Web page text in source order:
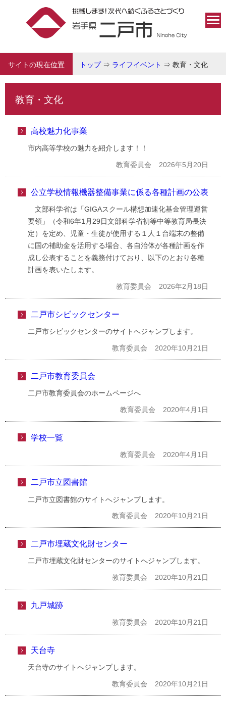
サイトの現在位置 トップ⇒ ライフイベント ⇒ 教育・文化
教育・文化
高校魅力化事業
市内高等学校の魅力を紹介します！！
教育委員会 2026年5月20日
公立学校情報機器整備事業に係る各種計画の公表
文部科学省は「GIGAスクール構想加速化基金管理運営
要領」（令和6年1月29日文部科学省初等中等教育局長決
定）を定め、児童・生徒が使用する１人１台端末の整備
に国の補助金を活用する場合、各自治体が各種計画を作
成し公表することを義務付けており、以下のとおり各種
計画を表いたします。
教育委員会 2026年2月18日
二戸市シビックセンター
二戸市シビックセンターのサイトへジャンプします。
教育委員会 2020年10月21日
二戸市教育委員会
二戸市教育委員会のホームページへ
教育委員会 2020年4月1日
学校一覧
教育委員会 2020年4月1日
二戸市立図書館
二戸市立図書館のサイトへジャンプします。
教育委員会 2020年10月21日
二戸市埋蔵文化財センター
二戸市埋蔵文化財センターのサイトへジャンプします。
教育委員会 2020年10月21日
九戸城跡
教育委員会 2020年10月21日
天台寺
天台寺のサイトへジャンプします。
教育委員会 2020年10月21日